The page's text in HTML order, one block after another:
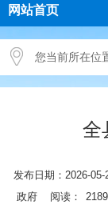
网站首页
您当前所在位
全
发布日期：2026-
政府 阅读：
2189